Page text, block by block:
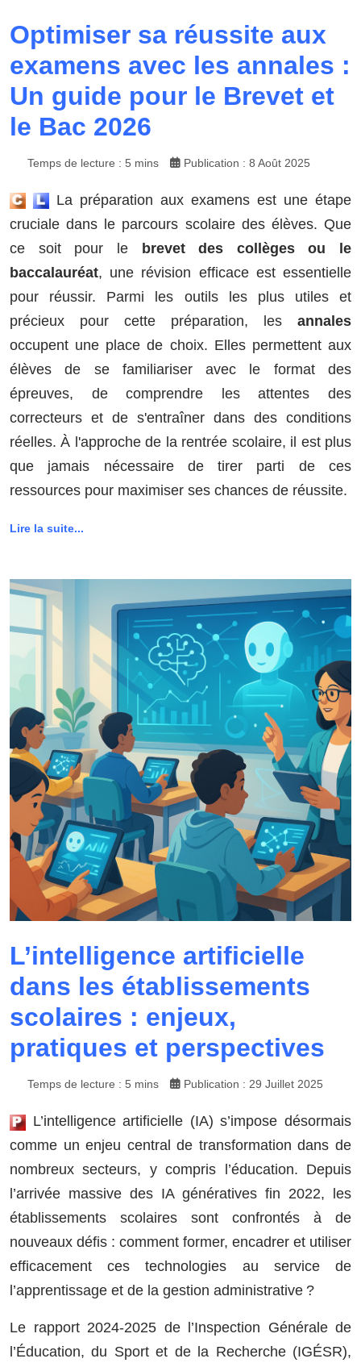
Optimiser sa réussite aux
examens avec les annales :
Un guide pour le Brevet et
le Bac 2026
Temps de lecture : 5 mins Publication : 8 Août 2025
La préparation aux examens est une étape
cruciale dans le parcours scolaire des élèves. Que
ce soit pour le
brevet des collèges ou le
baccalauréat, une révision efficace est essentielle
pour réussir. Parmi les outils les plus utiles et
précieux pour cette préparation, les annales
occupent une place de choix. Elles permettent aux
élèves de se familiariser avec le format des
épreuves, de comprendre les attentes des
correcteurs et de s'entraîner dans des conditions
réelles. À l'approche de la rentrée scolaire, il est plus
que jamais nécessaire de tirer parti de ces
ressources pour maximiser ses chances de réussite.
Lire la suite...
L’intelligence artificielle
dans les établissements
scolaires : enjeux,
pratiques et perspectives
Temps de lecture : 5 mins Publication : 29 Juillet 2025
L’intelligence artificielle (IA) s’impose désormais
comme un enjeu central de transformation dans de
nombreux secteurs, y compris l’éducation. Depuis
l’arrivée massive des IA génératives fin 2022, les
établissements scolaires sont confrontés à de
nouveaux défis : comment former, encadrer et utiliser
efficacement ces technologies au service de
l’apprentissage et de la gestion administrative ?
Le rapport 2024-2025 de l’Inspection Générale de
l’Éducation, du Sport et de la Recherche (IGÉSR),